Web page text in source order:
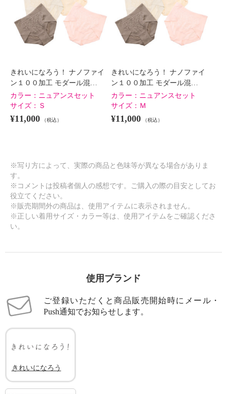
きれいになろう！ ナノファイン
１００加工 モダール混ベア天竺
超フィットショーツ “ソフトバー
ジョン” ４枚セット
クレアセット ３Ｌ
¥0
１００加工 モダール混ベア天竺
ジョン” ４枚セット
クレアセット ４Ｌ
きれいになろう！ ナノファイ
ン１００加工 モダール混…
カラー： ニュアンスセット
サイズ： Ｓ
¥11,000 （税込）
きれいになろう！ ナノファイ
ン１００加工 モダール混…
カラー： ニュアンスセット
サイズ： Ｍ
¥11,000 （税込）
※写り方によって、実際の商品と色味等が異なる場合がありま
す。
※コメントは投稿者個人の感想です。ご購入の際の目安としてお
役立てください。
※販売期間外の商品は、使用アイテムに表示されません。
※正しい着用サイズ・カラー等は、使用アイテムをご確認くださ
い。
使用ブランド
ご登録いただくと商品販売開始時にメール・
Push通知でお知らせします。
きれいになろう